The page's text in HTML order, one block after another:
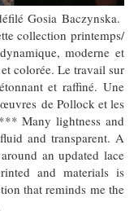
Gosia Baczynska.
collection printemps/
moderne et
colorée. Le travail sur
et raffiné. Une
de Pollock et les
Many lightness and
and transparent. A
an updated lace
and materials is
that reminds me the